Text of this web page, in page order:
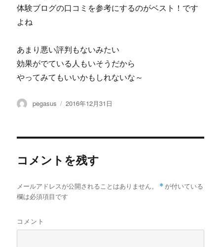
体験ブログの口コミを参考にするのがベスト！です
よね
あまり悪い評判もないみたい
効果がでている人もいそうだから
やってみてもいいかもしれないな～
投
pegasus
投
2016年12月31日
コメントを残す
メールアドレスが公開されることはありません。 * が付いている
欄は必須項目です
コメント